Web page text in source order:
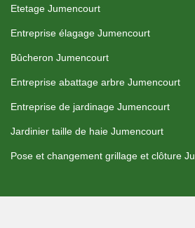
Etetage Jumencourt
Entreprise élagage Jumencourt
Bûcheron Jumencourt
Entreprise abattage arbre Jumencourt
Entreprise de jardinage Jumencourt
Jardinier taille de haie Jumencourt
Pose et changement grillage et clôture